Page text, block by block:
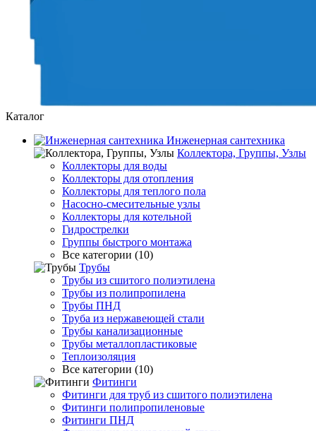
Каталог
Инженерная сантехника
Коллектора, Группы, Узлы
Коллекторы для воды
Коллекторы для отопления
Коллекторы для теплого пола
Насосно-смесительные узлы
Коллекторы для котельной
Гидрострелки
Группы быстрого монтажа
Все категории (10)
Трубы
Трубы из сшитого полиэтилена
Трубы из полипропилена
Трубы ПНД
Труба из нержавеющей стали
Трубы канализационные
Трубы металлопластиковые
Теплоизоляция
Все категории (10)
Фитинги
Фитинги для труб из сшитого полиэтилена
Фитинги полипропиленовые
Фитинги ПНД